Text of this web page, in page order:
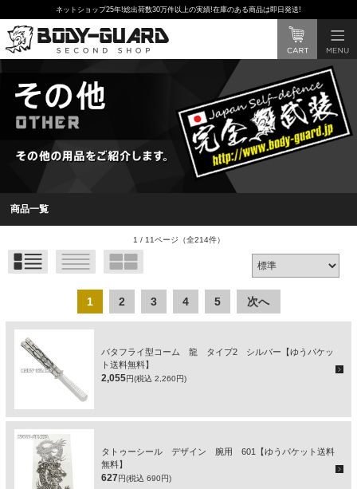
ネットショップ25年!総出荷数30万件以上の実績!在庫のある商品は即日発送!
商品一覧
1 / 11ページ （全214件）
1 2 3 4 5 次へ
バタフライ型コーム 龍 タイプ2 シルバー【ゆうパケッ
ト送料無料】
2,055円(税込 2,260円)
タトゥーシール デザイン 腕用 601【ゆうパケット送料
無料】
627円(税込 690円)